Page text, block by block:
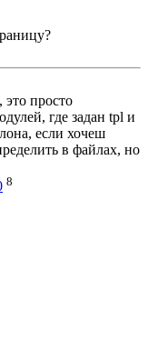
это просто
где задан tpl и
если хочеш
в файлах, но
8